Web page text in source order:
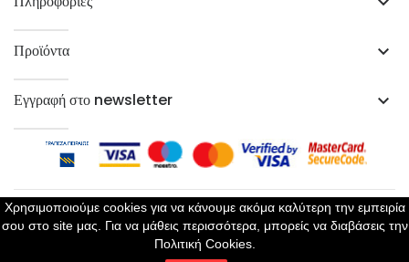
Προϊόντα keyboard_arrow_down
Εγγραφή στο newsletter keyboard_arrow_down
Χρησιμοποιούμε cookies για να κάνουμε ακόμα καλύτερη την εμπειρία
σου στο site μας. Για να μάθεις περισσότερα, μπορείς να διαβάσεις την
Πολιτική Cookies.
Perla Lingerie- All Rights Reserved